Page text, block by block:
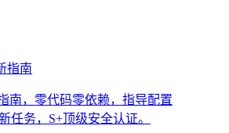
指南
南，零代码零依赖，指导配置
任务，S+顶级安全认证。